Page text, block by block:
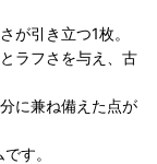
が引き立つ1枚。
ラフさを与え、古
に兼ね備えた点が
す。